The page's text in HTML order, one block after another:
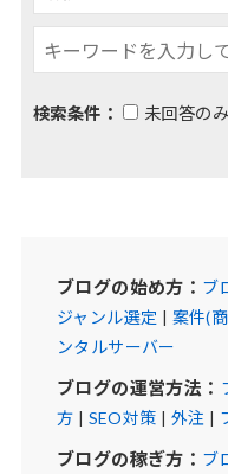
検索条件： 未回答のみ
ブログの始め方： ブ
ジャンル選定 | 案件(
ンタルサーバー
ブログの運営方法：
方 | SEO対策 | 外注 |
ブログの稼ぎ方： ブ